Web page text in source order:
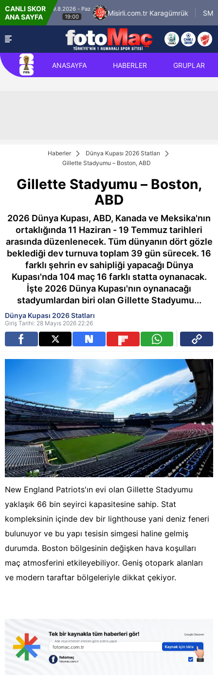
CANLI SKOR
ANA SAYFA
FK
9.8.2026 - Paz
19:00
Misirli.com.tr Karagümrük SMS
ANASAYFA HABERLER GRUPLAR
Haberler
Dünya Kupası 2026 Statları
Gillette Stadyumu – Boston, ABD
Gillette Stadyumu – Boston,
ABD
2026 Dünya Kupası, ABD, Kanada ve Meksika'nın
ortaklığında 11 Haziran - 19 Temmuz tarihleri
arasında düzenlenecek. Tüm dünyanın dört gözle
beklediği dev turnuva toplam 39 gün sürecek. 16
farklı şehrin ev sahipliği yapacağı Dünya
Kupası'nda 104 maç 16 farklı statta oynanacak.
İşte 2026 Dünya Kupası'nın oynanacağı
stadyumlardan biri olan Gillette Stadyumu...
Dünya Kupası 2026 Statları
Giriş Tarihi: 28 Mayıs 2026 22:26
New England Patriots'ın evi olan Gillette Stadyumu
yaklaşık 66 bin seyirci kapasitesine sahip. Stat
kompleksinin içinde dev bir lighthouse yani deniz feneri
bulunuyor ve bu yapı tesisin simgesi haline gelmiş
durumda. Boston bölgesinin değişken hava koşulları
maç atmosferini etkileyebiliyor. Geniş otopark alanları
ve modern taraftar bölgeleriyle dikkat çekiyor.